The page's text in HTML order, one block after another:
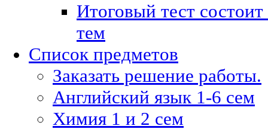
Итоговый тест
тем
Список предметов
Заказать решение работы.
Английский язык 1-6 сем
Химия 1 и 2 сем